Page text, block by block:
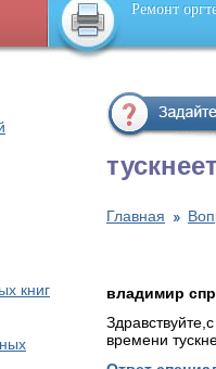
Ремонт
книг
Главная
владимир
времени